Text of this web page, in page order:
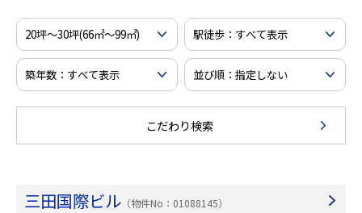
こだわり検索
三田国際ビル （物件No：01088145）